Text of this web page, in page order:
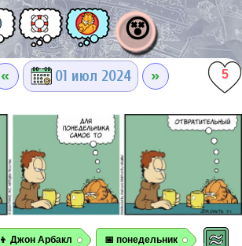
😵
« 01 июл 2024 » 5
👦 Джон Арбакл 📅 понедельник